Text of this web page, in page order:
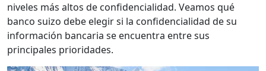
niveles más altos de confidencialidad. Veamos qué
banco suizo debe elegir si la confidencialidad de su
información bancaria se encuentra entre sus
principales prioridades.